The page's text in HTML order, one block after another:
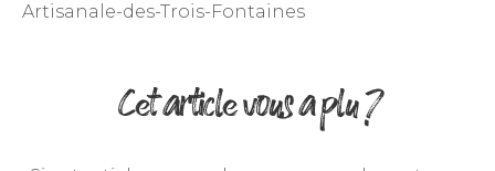
Artisanale-des-Trois-Fontaines
Cet article vous a plu ?